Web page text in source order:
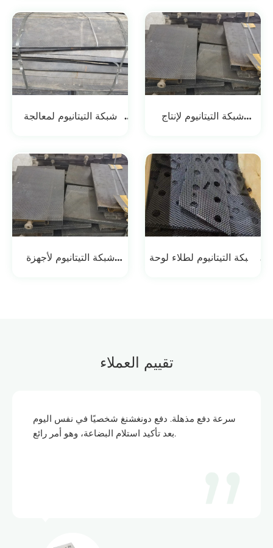
الكلور القلوي المياه الصناعية المتداولة
شبكة التيتانيوم لمعالجة
غازات النفايات
شبكة التيتانيوم لإنتاج
الهيدروجين من خلال
التحليل الكهربائي للماء
شبكة التيتانيوم لأجهزة شبكة التيتانيوم لطلاء لوحة
تقييم العملاء
سرعة دفع مذهلة. دفع دونغشنغ شخصيًا في نفس اليوم
بعد تأكيد استلام البضاعة، وهو أمر رائع.